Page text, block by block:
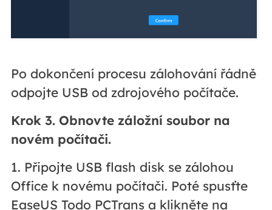
Po dokončení procesu zálohování řádně
odpojte USB od zdrojového počítače.
Krok 3. Obnovte záložní soubor na
novém počítači.
1. Připojte USB flash disk se zálohou
Office k novému počítači. Poté spusťte
EaseUS Todo PCTrans a klikněte na